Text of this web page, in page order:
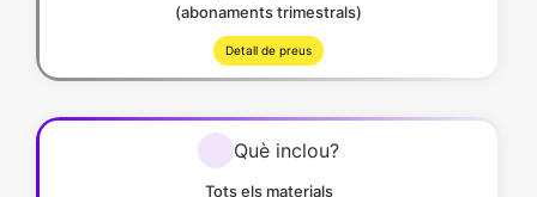
(abonaments trimestrals)
Detall de preus
Què inclou?
Tots els materials